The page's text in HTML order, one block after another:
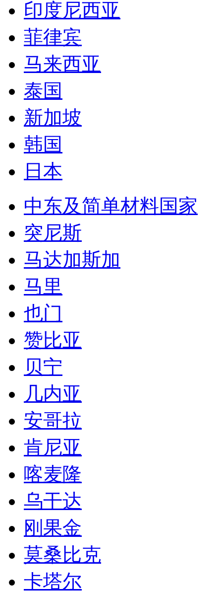
印度尼西亚
菲律宾
马来西亚
泰国
新加坡
韩国
日本
中东及简单材料国家
突尼斯
马达加斯加
马里
也门
赞比亚
贝宁
几内亚
安哥拉
肯尼亚
喀麦隆
乌干达
刚果金
莫桑比克
卡塔尔